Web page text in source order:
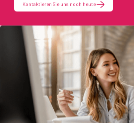
Kontaktieren Sie uns noch heute